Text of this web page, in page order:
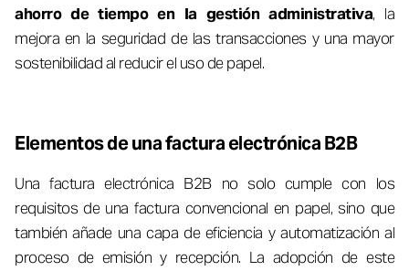
ahorro de tiempo en la gestión administrativa, la
mejora en la seguridad de las transacciones y una mayor
sostenibilidad al reducir el uso de papel.
Elementos de una factura electrónica B2B
Una factura electrónica B2B no solo cumple con los
requisitos de una factura convencional en papel, sino que
también añade una capa de eficiencia y automatización al
proceso de emisión y recepción. La adopción de este